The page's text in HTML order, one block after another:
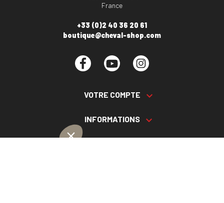
France
+33 (0)2 40 36 20 61
boutique@cheval-shop.com
Facebook YouTube
VOTRE COMPTE 
INFORMATIONS 